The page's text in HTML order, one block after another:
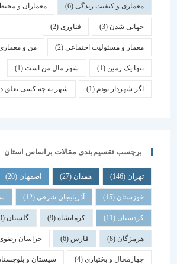
معماری و کیفیت زندگی(6) معماران و محیط زیست
جهانی شدن(3) فناوری (2)
معمار و مسئولیت اجتماعی (2) من و معماری (1)
تنها یک زمین(1) شهر مال من است(1)
اگر شهردار بودم (1) شهر به چه کسی تعلق دارد(1)
برچسب تقسیم‌بندی مقالات براساس استان
همدان اصفهان (20)
خوزستان(15) آذربایجان شرقی(12) سمنان (12)
کردستان(11) کرمانشاه(9) گلستان (9)
هرمزگان(8) فارس خراسان رضوی(5)
چهارمحال و بختیاری (4) سیستان و بلوچستان(4)